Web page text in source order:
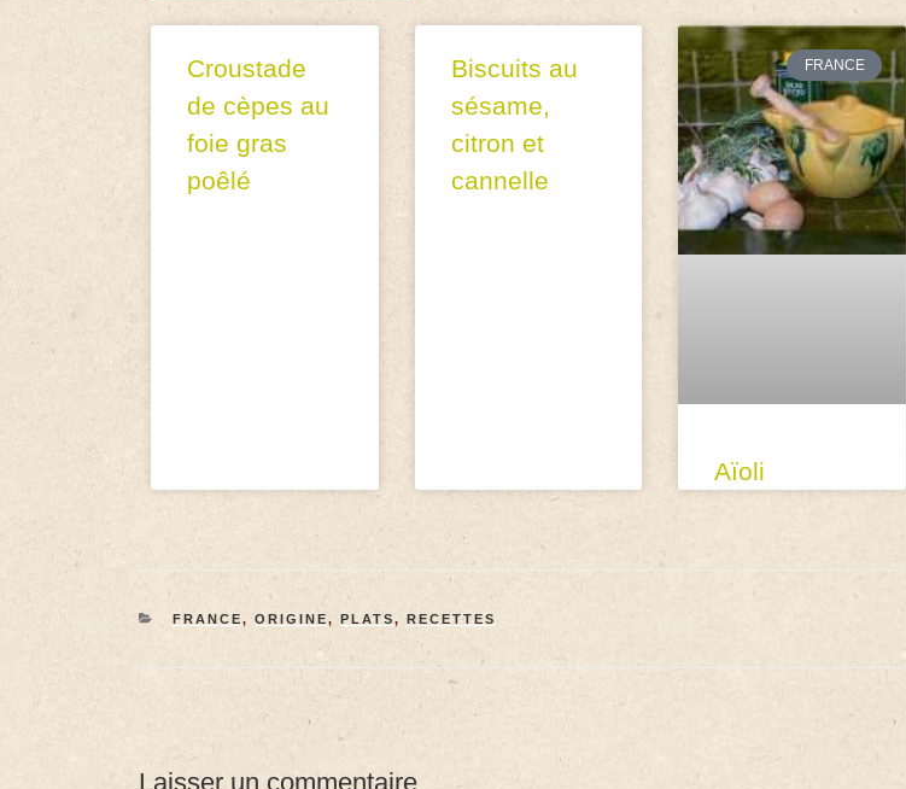
Croustade
de cèpes au
foie gras
poêlé
Biscuits au
sésame,
citron et
cannelle
FRANCE
Aïoli
FRANCE, ORIGINE, PLATS, RECETTES
Laisser un commentaire